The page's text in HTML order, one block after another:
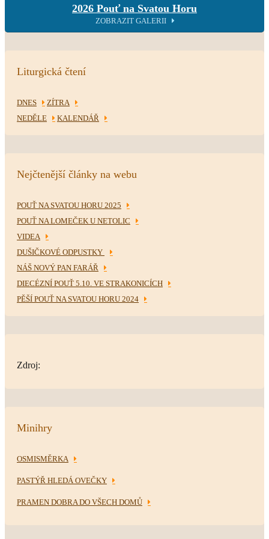
2026 Pouť na Svatou Horu
ZOBRAZIT GALERII
Liturgická čtení
DNES
ZÍTRA
NEDĚLE
KALENDÁŘ
Nejčtenější články na webu
POUŤ NA SVATOU HORU 2025
POUŤ NA LOMEČEK U NETOLIC
VIDEA
DUŠIČKOVÉ ODPUSTKY
NÁŠ NOVÝ PAN FARÁŘ
DIECÉZNÍ POUŤ 5.10. VE STRAKONICÍCH
PĚŠÍ POUŤ NA SVATOU HORU 2024
Zdroj:
Minihry
OSMISMĚRKA
PASTÝŘ HLEDÁ OVEČKY
PRAMEN DOBRA DO VŠECH DOMŮ